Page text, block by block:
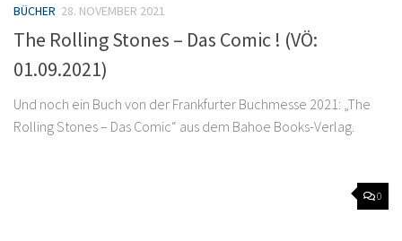
BÜCHER 28. NOVEMBER 2021
The Rolling Stones – Das Comic ! (VÖ:
01.09.2021)
Und noch ein Buch von der Frankfurter Buchmesse 2021: „The
Rolling Stones – Das Comic“ aus dem Bahoe Books-Verlag.
0